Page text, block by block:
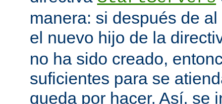
manera: si después de
el nuevo hijo de la
no ha sido creado,
suficientes para se
queda por hacer. Así, se